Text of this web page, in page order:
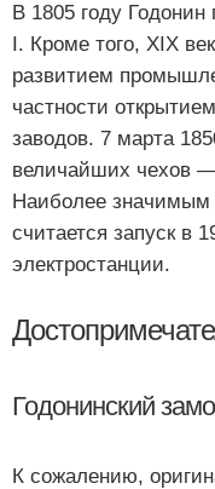
В 1805 году
I. Кроме того, XIX
развитием
частности
заводов. 7 марта
величайших чехов
Наиболее значимым
считается запуск в
электростанции.
Годонинский
К сожалению,